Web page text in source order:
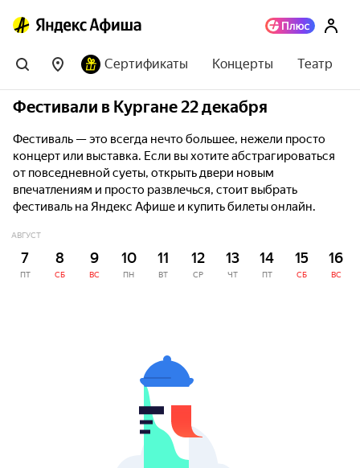
Сертификаты Концерты Театр
Фестивали в Кургане 22 декабря
Фестиваль — это всегда нечто большее, нежели просто
концерт или выставка. Если вы хотите абстрагироваться
от повседневной суеты, открыть двери новым
впечатлениям и просто развлечься, стоит выбрать
фестиваль на Яндекс Афише и купить билеты онлайн.
АВГУСТ
7
ПТ
8
СБ
9
ВС
10
ПН
11
ВТ
12
СР
13
ЧТ
14
ПТ
15
СБ
16
ВС